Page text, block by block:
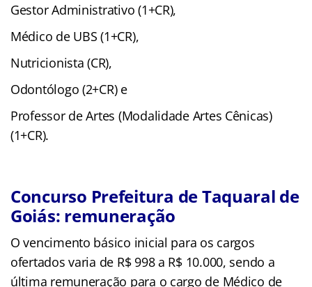
Gestor Administrativo (1+CR),
Médico de UBS (1+CR),
Nutricionista (CR),
Odontólogo (2+CR) e
Professor de Artes (Modalidade Artes Cênicas)
(1+CR).
Concurso Prefeitura de Taquaral de
Goiás: remuneração
O vencimento básico inicial para os cargos
ofertados varia de R$ 998 a R$ 10.000, sendo a
última remuneração para o cargo de Médico de